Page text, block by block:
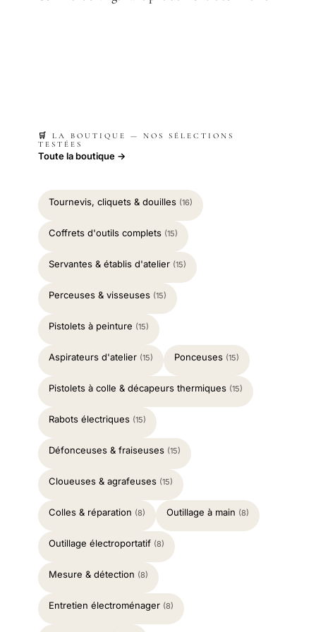
🛒 LA BOUTIQUE — NOS SÉLECTIONS
TESTÉES
Toute la boutique →
Tournevis, cliquets & douilles (16)
Coffrets d'outils complets (15)
Servantes & établis d'atelier (15)
Perceuses & visseuses (15)
Pistolets à peinture (15)
Aspirateurs d'atelier (15) Ponceuses (15)
Pistolets à colle & décapeurs thermiques (15)
Rabots électriques (15)
Défonceuses & fraiseuses (15)
Cloueuses & agrafeuses (15)
Colles & réparation (8) Outillage à main (8)
Outillage électroportatif (8)
Mesure & détection (8)
Entretien électroménager (8)